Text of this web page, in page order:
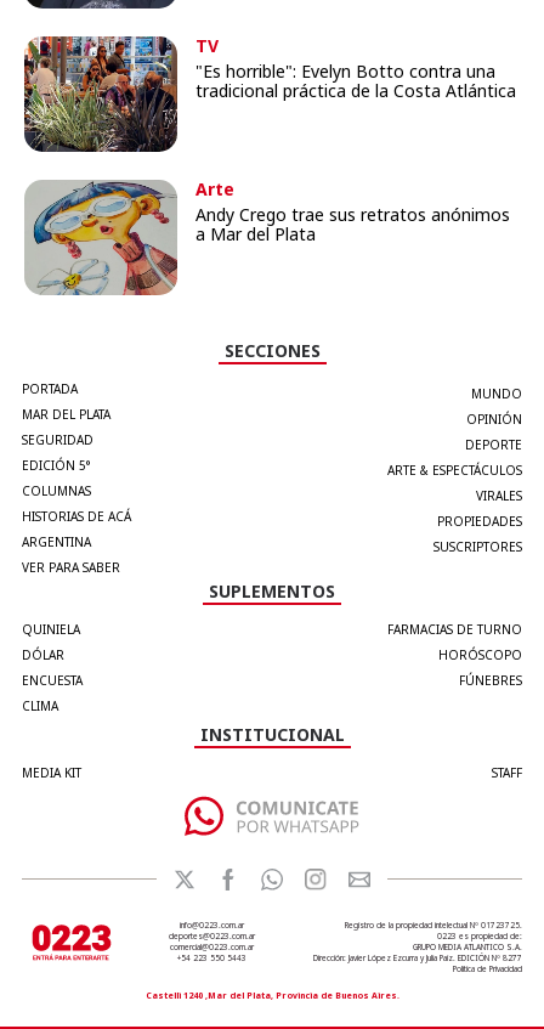
TV
"Es horrible": Evelyn Botto contra una
tradicional práctica de la Costa Atlántica
Arte
Andy Crego trae sus retratos anónimos
a Mar del Plata
SECCIONES
PORTADA
MAR DEL PLATA
SEGURIDAD
EDICIÓN 5°
COLUMNAS
HISTORIAS DE ACÁ
ARGENTINA
VER PARA SABER
MUNDO
OPINIÓN
DEPORTE
ARTE & ESPECTÁCULOS
VIRALES
PROPIEDADES
SUSCRIPTORES
SUPLEMENTOS
QUINIELA
DÓLAR
ENCUESTA
CLIMA
FARMACIAS DE TURNO
HORÓSCOPO
FÚNEBRES
INSTITUCIONAL
MEDIA KIT STAFF
info@0223.com.ar
deportes@0223.com.ar
comercial@0223.com.ar
+54 223 550 5443
Registro de la propiedad intelectual Nº 01723725.
0223 es propiedad de:
GRUPO MEDIA ATLANTICO S.A.
Dirección: Javier López Ezcurra y Julia Paiz. EDICIÓN Nº 8277
Política de Privacidad
Castelli 1240 ,Mar del Plata, Provincia de Buenos Aires.